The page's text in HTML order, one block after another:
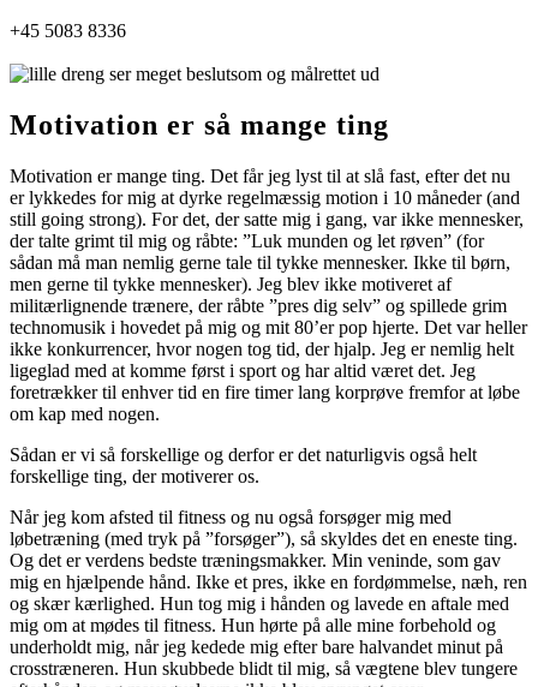
+45 5083 8336
Motivation er så mange ting
Motivation er mange ting. Det får jeg lyst til at slå fast, efter det nu
er lykkedes for mig at dyrke regelmæssig motion i 10 måneder (and
still going strong). For det, der satte mig i gang, var ikke mennesker,
der talte grimt til mig og råbte: ”Luk munden og let røven” (for
sådan må man nemlig gerne tale til tykke mennesker. Ikke til børn,
men gerne til tykke mennesker). Jeg blev ikke motiveret af
militærlignende trænere, der råbte ”pres dig selv” og spillede grim
technomusik i hovedet på mig og mit 80’er pop hjerte. Det var heller
ikke konkurrencer, hvor nogen tog tid, der hjalp. Jeg er nemlig helt
ligeglad med at komme først i sport og har altid været det. Jeg
foretrækker til enhver tid en fire timer lang korprøve fremfor at løbe
om kap med nogen.
Sådan er vi så forskellige og derfor er det naturligvis også helt
forskellige ting, der motiverer os.
Når jeg kom afsted til fitness og nu også forsøger mig med
løbetræning (med tryk på ”forsøger”), så skyldes det en eneste ting.
Og det er verdens bedste træningsmakker. Min veninde, som gav
mig en hjælpende hånd. Ikke et pres, ikke en fordømmelse, næh, ren
og skær kærlighed. Hun tog mig i hånden og lavede en aftale med
mig om at mødes til fitness. Hun hørte på alle mine forbehold og
underholdt mig, når jeg kedede mig efter bare halvandet minut på
crosstræneren. Hun skubbede blidt til mig, så vægtene blev tungere